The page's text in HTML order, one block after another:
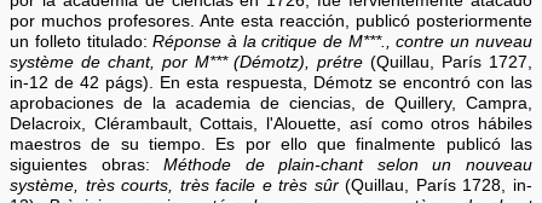
por muchos profesores. Ante esta reacción, publicó posteriormente
un folleto titulado:Réponse à la critique de M***., contre un nuveau
système de chant, por M*** (Démotz), prétre (Quillau, París 1727,
in-12 de 42 págs). En esta respuesta, Démotz se encontró con las
aprobaciones de la academia de ciencias, de Quillery, Campra,
Delacroix, Clérambault, Cottais, l'Alouette, así como otros hábiles
maestros de su tiempo. Es por ello que finalmente publicó las
siguientes obras:Méthode de plain-chant selon un nouveau
système, très courts, très facile e très sûr(Quillau, París 1728, in-